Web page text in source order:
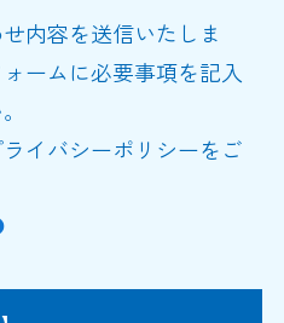
内容を送信いたしま
ームに必要事項を記入
イバシーポリシーをご